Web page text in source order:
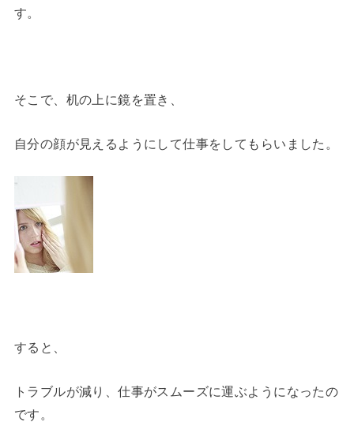
す。
そこで、机の上に鏡を置き、
自分の顔が見えるようにして仕事をしてもらいました。
すると、
トラブルが減り、仕事がスムーズに運ぶようになったの
です。